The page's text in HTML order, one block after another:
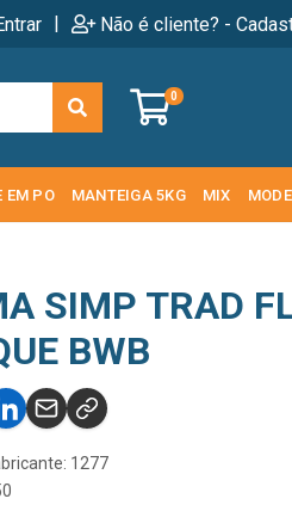
| Não é cliente? -
0
EM PO MANTEIGA 5KG MIX
SIMP TRAD
BWB
1277